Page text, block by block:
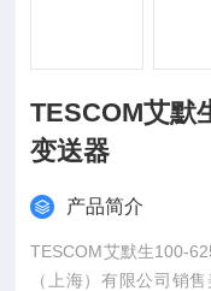
TESCOM艾默
变送器
产品简介
TESCOM艾默生100-
（上海）有限公司销